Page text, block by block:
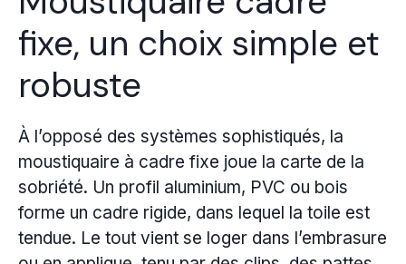
fixe, un choix simple et
robuste
À l’opposé des systèmes sophistiqués, la
moustiquaire à cadre fixe joue la carte de la
sobriété. Un profil aluminium, PVC ou bois
forme un cadre rigide, dans lequel la toile est
tendue. Le tout vient se loger dans l’embrasure